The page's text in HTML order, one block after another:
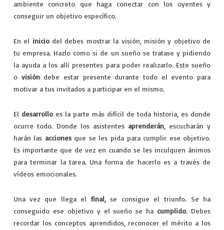
ambiente concreto que haga conectar con los oyentes y
conseguir un objetivo específico.
En el iniciodel debes mostrar la visión, misión y objetivo de
tu empresa. Hazlo como si de un sueño se tratase y pidiendo
la ayuda a los allí presentes para poder realizarlo. Este sueño
o visióndebe estar presente durante todo el evento para
motivar a tus invitados a participar en el mismo.
El desarrolloes la parte más difícil de toda historia, es donde
ocurre todo. Donde los asistentes aprenderán, escucharán y
harán las accionesque se les pida para cumplir ese objetivo.
Es importante que de vez en cuando se les inculquen ánimos
para terminar la tarea. Una forma de hacerlo es a través de
vídeos emocionales.
Una vez que llega el final,se consigue el triunfo. Se ha
conseguido ese objetivo y el sueño se ha cumplido. Debes
recordar los conceptos aprendidos, reconocer el mérito a los